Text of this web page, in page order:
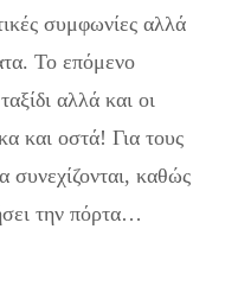
συμφωνίες αλλά
Το επόμενο
αλλά και οι
και οστά! Για τους
συνεχίζονται, καθώς
την πόρτα…